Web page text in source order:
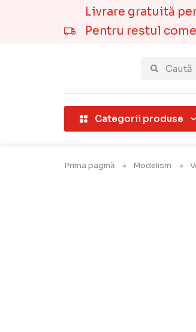
Livrare gratuită
Pentru restul
Categorii produse
Prima pagină Modelism